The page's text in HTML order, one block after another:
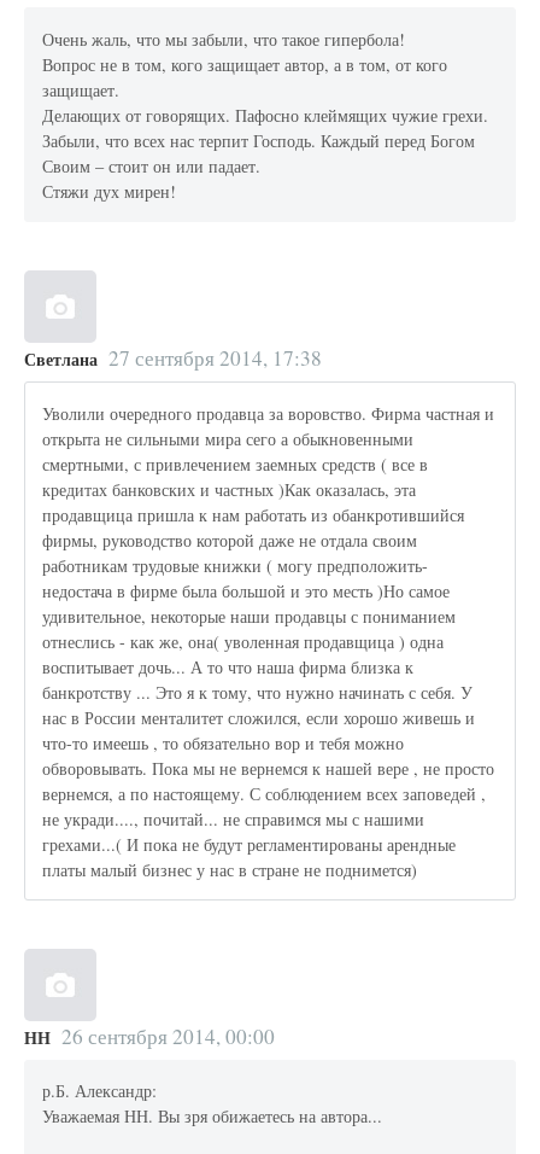
Очень жаль, что мы забыли, что такое гипербола!
Вопрос не в том, кого защищает автор, а в том, от кого
защищает.
Делающих от говорящих. Пафосно клеймящих чужие грехи.
Забыли, что всех нас терпит Господь. Каждый перед Богом
Своим – стоит он или падает.
Стяжи дух мирен!
Светлана 27 сентября 2014, 17:38
Уволили очередного продавца за воровство. Фирма частная и
открыта не сильными мира сего а обыкновенными
смертными, с привлечением заемных средств ( все в
кредитах банковских и частных )Как оказалась, эта
продавщица пришла к нам работать из обанкротившийся
фирмы, руководство которой даже не отдала своим
работникам трудовые книжки ( могу предположить-
недостача в фирме была большой и это месть )Но самое
удивительное, некоторые наши продавцы с пониманием
отнеслись - как же, она( уволенная продавщица ) одна
воспитывает дочь... А то что наша фирма близка к
банкротству ... Это я к тому, что нужно начинать с себя. У
нас в России менталитет сложился, если хорошо живешь и
что-то имеешь , то обязательно вор и тебя можно
обворовывать. Пока мы не вернемся к нашей вере , не просто
вернемся, а по настоящему. С соблюдением всех заповедей ,
не укради...., почитай... не справимся мы с нашими
грехами...( И пока не будут регламентированы арендные
платы малый бизнес у нас в стране не поднимется)
НН 26 сентября 2014, 00:00
р.Б. Александр:
Уважаемая НН. Вы зря обижаетесь на автора...